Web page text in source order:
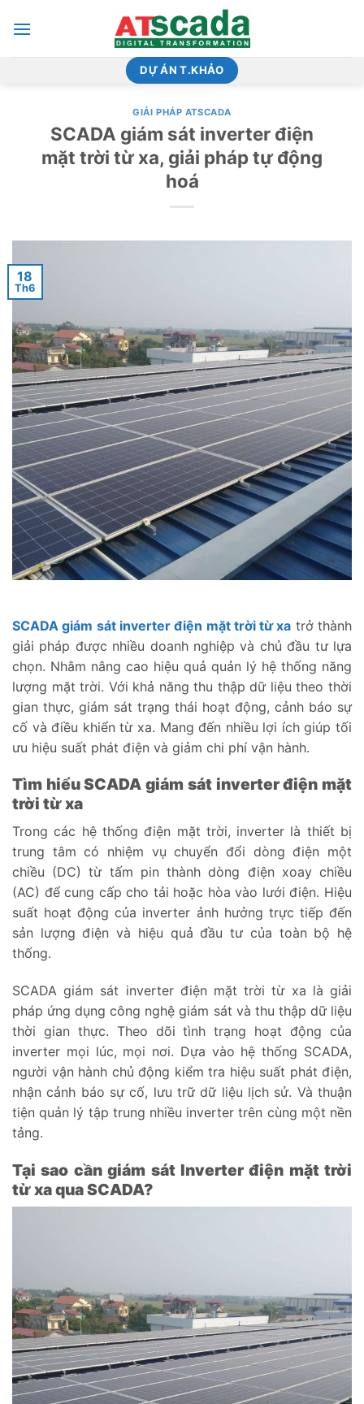
qua
DỰ ÁN T.KHẢO
GIẢI PHÁP ATSCADA
SCADA giám sát inverter điện
mặt trời từ xa, giải pháp tự động
hoá
18
Th6
SCADA giám sát inverter điện mặt trời từ xa trở thành
giải pháp được nhiều doanh nghiệp và chủ đầu tư lựa
chọn. Nhằm nâng cao hiệu quả quản lý hệ thống năng
lượng mặt trời. Với khả năng thu thập dữ liệu theo thời
gian thực, giám sát trạng thái hoạt động, cảnh báo sự
cố và điều khiển từ xa. Mang đến nhiều lợi ích giúp tối
ưu hiệu suất phát điện và giảm chi phí vận hành.
Tìm hiểu SCADA giám sát inverter điện mặt
trời từ xa
Trong các hệ thống điện mặt trời, inverter là thiết bị
trung tâm có nhiệm vụ chuyển đổi dòng điện một
chiều (DC) từ tấm pin thành dòng điện xoay chiều
(AC) để cung cấp cho tải hoặc hòa vào lưới điện. Hiệu
suất hoạt động của inverter ảnh hưởng trực tiếp đến
sản lượng điện và hiệu quả đầu tư của toàn bộ hệ
thống.
SCADA giám sát inverter điện mặt trời từ xa là giải
pháp ứng dụng công nghệ giám sát và thu thập dữ liệu
thời gian thực. Theo dõi tình trạng hoạt động của
inverter mọi lúc, mọi nơi. Dựa vào hệ thống SCADA,
người vận hành chủ động kiểm tra hiệu suất phát điện,
nhận cảnh báo sự cố, lưu trữ dữ liệu lịch sử. Và thuận
tiện quản lý tập trung nhiều inverter trên cùng một nền
tảng.
Tại sao cần giám sát Inverter điện mặt trời
từ xa qua SCADA?